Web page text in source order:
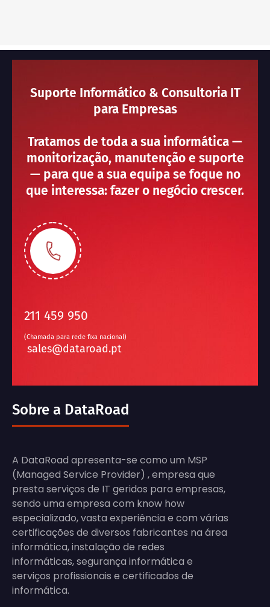
Suporte Informático & Consultoria IT
para Empresas
Tratamos de toda a sua informática —
monitorização, manutenção e suporte
— para que a sua equipa se foque no
que interessa: fazer o negócio crescer.
211 459 950
(Chamada para rede fixa nacional)
sales@dataroad.pt
Sobre a DataRoad
A DataRoad apresenta-se como um MSP
(Managed Service Provider) , empresa que
presta serviços de IT geridos para empresas,
sendo uma empresa com know how
especializado, vasta experiência e com várias
certificações de diversos fabricantes na área
informática, instalação de redes
informáticas, segurança informática e
serviços profissionais e certificados de
informática.